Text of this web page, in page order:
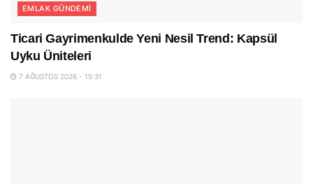
EMLAK GÜNDEMI
Ticari Gayrimenkulde Yeni Nesil Trend: Kapsül
Uyku Üniteleri
7 AĞUSTOS 2026 - 15:31